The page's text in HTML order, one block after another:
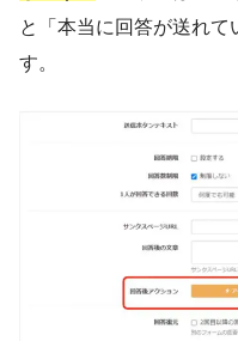
と「本当に回答が送れ
す。